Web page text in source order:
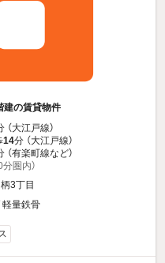
建の賃貸物件
（大江戸線）
14分 （大江戸線）
（有楽町線など）
圏内）
3丁目
軽量鉄骨